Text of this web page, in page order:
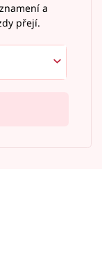
a
přejí.